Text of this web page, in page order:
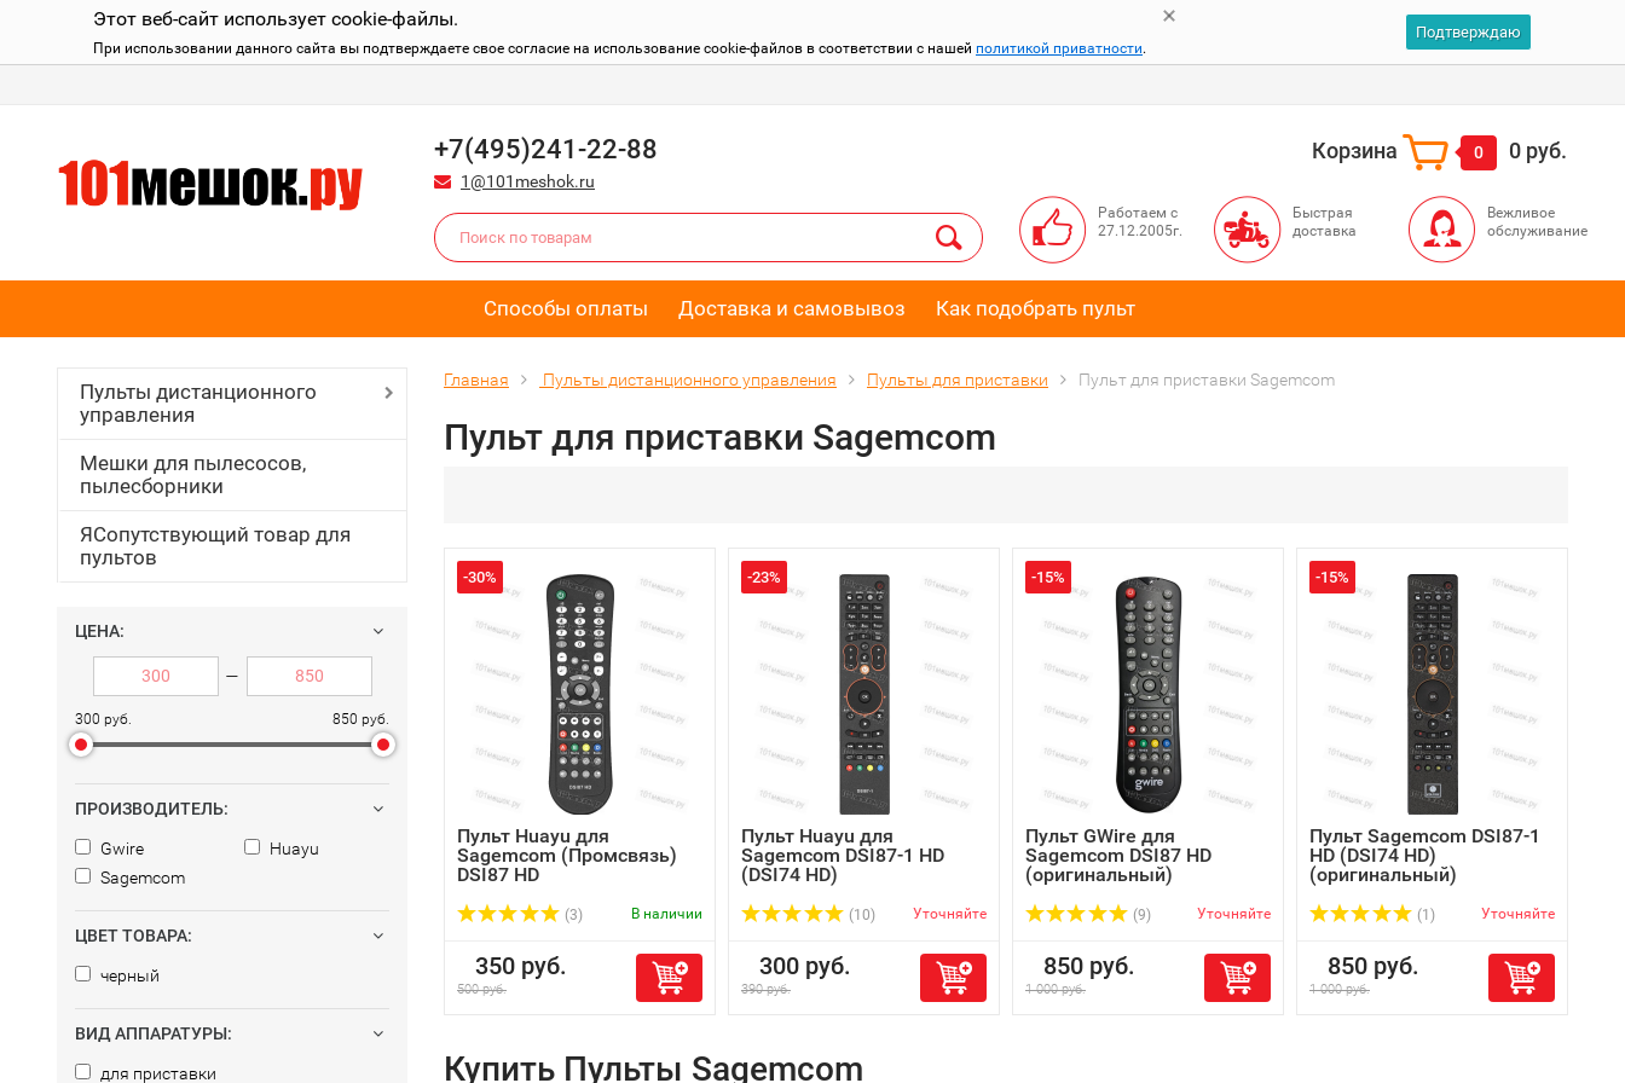
Этот веб-сайт использует cookie-файлы.
При использовании данного сайта вы подтверждаете свое согласие на использование cookie-файлов в соответствии с нашей политикой приватности.
Подтверждаю
+7(495)241-22-88
1@101meshok.ru
Корзина 0 0 руб.
Работаем с
27.12.2005г.
Быстрая
доставка
Вежливое
обслуживание
Способы оплаты Доставка и самовывоз Как подобрать пульт
Пульты дистанционного
управления
Мешки для пылесосов,
пылесборники
ЯСопутствующий товар для
пультов
ЦЕНА:
—
300 руб. 850 руб.
ПРОИЗВОДИТЕЛЬ:
Gwire
Huayu
Sagemcom
ЦВЕТ ТОВАРА:
черный
ВИД АППАРАТУРЫ:
для приставки
Главная Пульты дистанционного управления Пульты для приставки Пульт для приставки Sagemcom
Пульт для приставки Sagemcom
-30%
Пульт Huayu для
Sagemcom (Промсвязь)
DSI87 HD
(3) В наличии
350 руб.
500 руб.
-23%
Пульт Huayu для
Sagemcom DSI87-1 HD
(DSI74 HD)
(10) Уточняйте
300 руб.
390 руб.
-15%
Пульт GWire для
Sagemcom DSI87 HD
(оригинальный)
(9) Уточняйте
850 руб.
1 000 руб.
-15%
Пульт Sagemcom DSI87-1
HD (DSI74 HD)
(оригинальный)
(1) Уточняйте
850 руб.
1 000 руб.
Купить Пульты Sagemcom